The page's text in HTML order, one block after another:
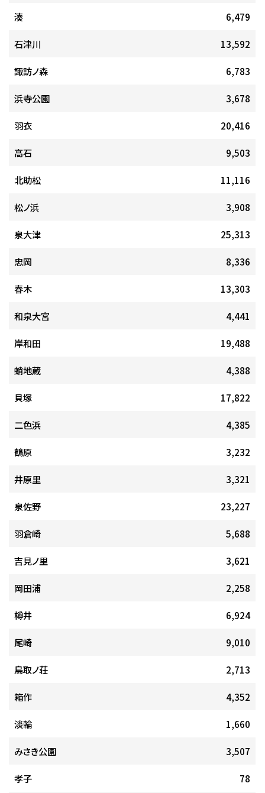
湊 6,479
石津川 13,592
諏訪ノ森 6,783
浜寺公園 3,678
羽衣 20,416
高石 9,503
北助松 11,116
松ノ浜 3,908
泉大津 25,313
忠岡 8,336
春木 13,303
和泉大宮 4,441
岸和田 19,488
蛸地蔵 4,388
貝塚 17,822
二色浜 4,385
鶴原 3,232
井原里 3,321
泉佐野 23,227
羽倉崎 5,688
吉見ノ里 3,621
岡田浦 2,258
樽井 6,924
尾崎 9,010
鳥取ノ荘 2,713
箱作 4,352
淡輪 1,660
みさき公園 3,507
孝子 78